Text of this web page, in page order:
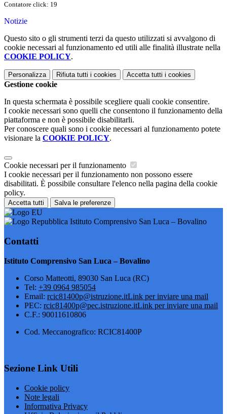
Contatore click: 19
Notizie
Questo sito o gli strumenti terzi da questo utilizzati si avvalgono di
cookie necessari al funzionamento ed utili alle finalità illustrate nella
COOKIE POLICY.
Personalizza Rifiuta tutti i cookies Accetta tutti i cookies
Gestione cookie
In questa schermata è possibile scegliere quali cookie consentire.
I cookie necessari sono quelli che consentono il funzionamento della
piattaforma e non è possibile disabilitarli.
Per conoscere quali sono i cookie necessari al funzionamento potete
visionare la COOKIE POLICY.
Cookie necessari per il funzionamento
I cookie necessari per il funzionamento non possono essere
disabilitati. È possibile consultare l'elenco nella pagina della cookie
policy.
Accetta tutti Salva le preferenze
Istituto Comprensivo San Luca – Bovalino
Contatti
Istituto Comprensivo San Luca – Bovalino
Corso Matteotti, 89030 San Luca (RC)
Tel: +39 0964 985054
Email: rcic81400p@istruzione.itLink per inviare una mail
PEC: rcic81400p@pec.istruzione.itLink per inviare una mail
C.F.: 90011610806
Cod. Meccanografico: RCIC81400P
Sezione Link Utili
Cookie policy
Note legali
Informativa Privacy